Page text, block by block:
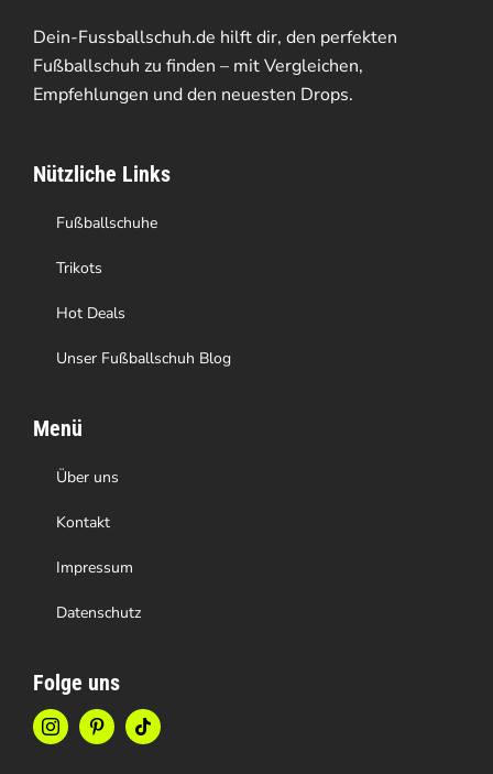
Die
Optionen
können
der
Produktseite
gewählt
werden
Dein-Fussballschuh.de hilft dir, den perfekten
Fußballschuh zu finden – mit Vergleichen,
Empfehlungen und den neuesten Drops.
Nützliche Links
Fußballschuhe
Trikots
Hot Deals
Unser Fußballschuh Blog
Menü
Über uns
Kontakt
Impressum
Datenschutz
Folge uns